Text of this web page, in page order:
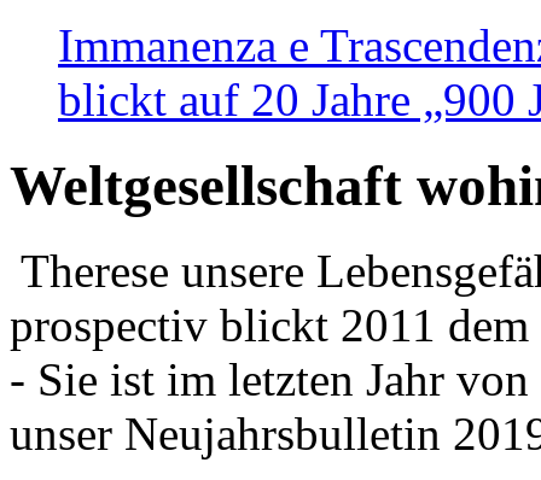
Immanenza e
blickt auf 20 Jahre „900
Weltgesellschaft
Therese unsere
prospectiv blickt 2011
- Sie ist im letzten Jahr
unser Neujahrsbulletin